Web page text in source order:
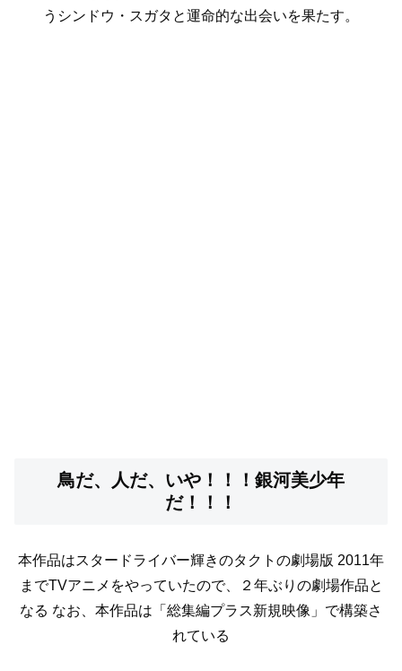
うシンドウ・スガタと運命的な出会いを果たす。
鳥だ、人だ、いや！！！銀河美少年
だ！！！
本作品はスタードライバー輝きのタクトの劇場版 2011年
までTVアニメをやっていたので、２年ぶりの劇場作品と
なる なお、本作品は「総集編プラス新規映像」で構築さ
れている